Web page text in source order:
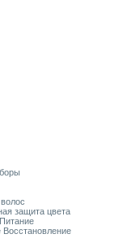
защита цвета
Восстановление